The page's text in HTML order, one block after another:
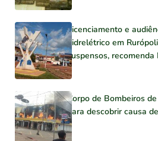
Licenciamento e
hidrelétrico em
suspensos, recomenda
Corpo de Bombeiros
para descobrir causa